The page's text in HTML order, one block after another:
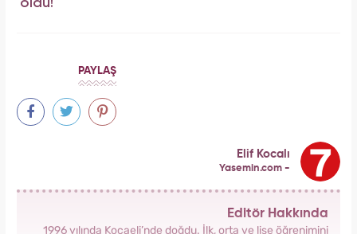
oldu!
PAYLAŞ
Elif Kocalı
Yasemin.com -
Editör Hakkında
1996 yılında Kocaeli’nde doğdu. İlk, orta ve lise öğrenimini